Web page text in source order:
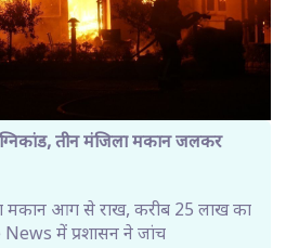
तीन मंजिला मकान जलकर
मकान आग से राख, करीब 25 लाख का
में प्रशासन ने जांच